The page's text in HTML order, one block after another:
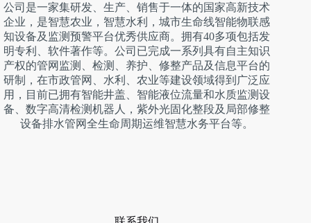
公司是一家集研发、生产、销售于一体的国家高新技术
企业，是智慧农业，智慧水利，城市生命线智能物联感
知设备及监测预警平台优秀供应商。拥有40多项包括发
明专利、软件著作等。公司已完成一系列具有自主知识
产权的管网监测、检测、养护、修整产品及信息平台的
研制，在市政管网、水利、农业等建设领域得到广泛应
用，目前已拥有智能井盖、智能液位流量和水质监测设
备、数字高清检测机器人，紫外光固化整段及局部修整
设备排水管网全生命周期运维智慧水务平台等。